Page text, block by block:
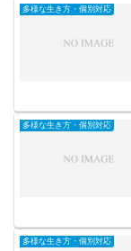
多様な生き方・個別対応
多様な生き方・個別対応
多様な生き方・個別対応